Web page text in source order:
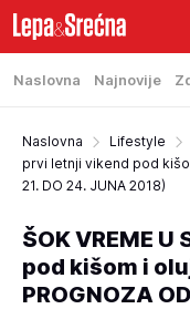
Naslovna Najnovije
Naslovna Lifestyle
prvi letnji vikend pod
21. DO 24. JUNA 2018)
ŠOK VREME
pod kišom i
PROGNOZA